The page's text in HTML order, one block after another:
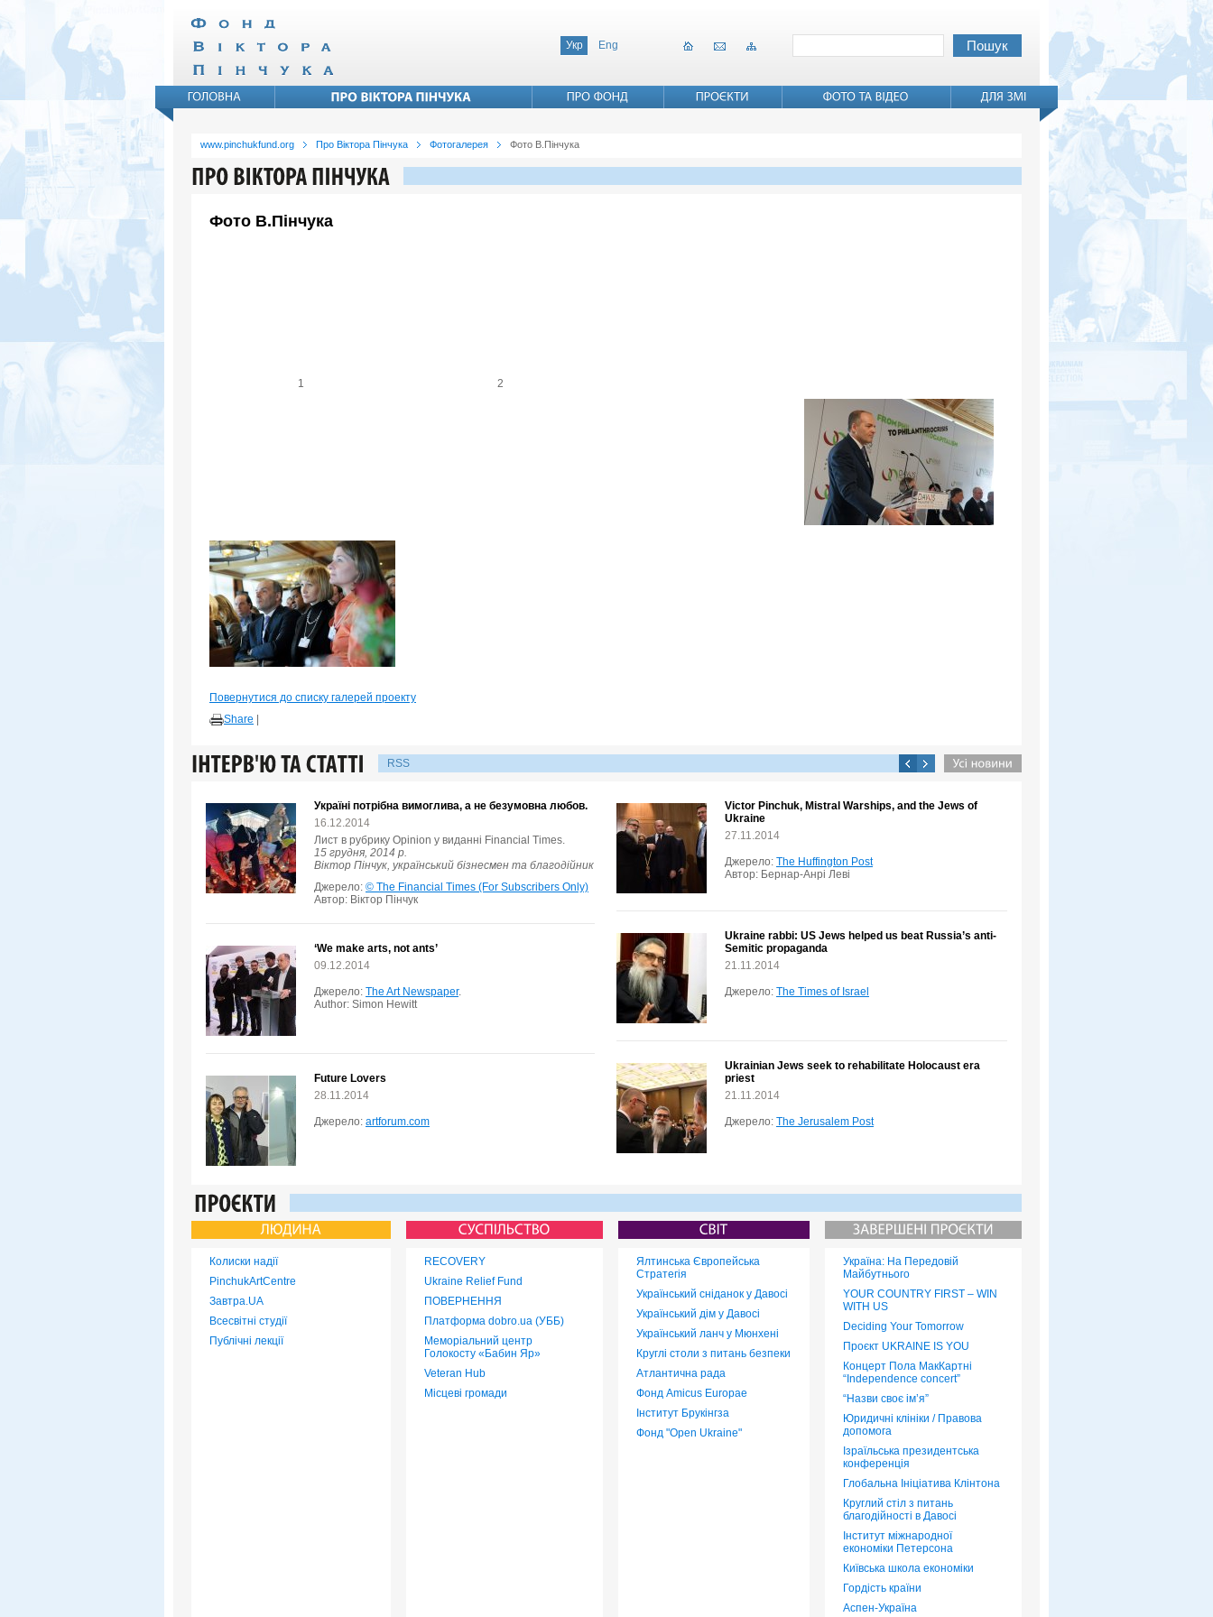
Укр Eng
www.pinchukfund.org Про Віктора Пінчука Фотогалерея Фото В.Пінчука
Фото В.Пінчука
1 2
Повернутися до списку галерей проекту
Share
RSS
Україні потрібна вимоглива, а не безумовна любов.
16.12.2014
Лист в рубрику Opinion у виданні Financial Times.
15 грудня, 2014 р.
Віктор Пінчук, український бізнесмен та благодійник
Джерело: © The Financial Times (For Subscribers Only)
Автор: Віктор Пінчук
‘We make arts, not ants’
09.12.2014
Джерело: The Art Newspaper.
Author: Simon Hewitt
Future Lovers
28.11.2014
Джерело: artforum.com
Victor Pinchuk, Mistral Warships, and the Jews of
Ukraine
27.11.2014
Джерело: The Huffington Post
Автор: Бернар-Анрі Леві
Ukraine rabbi: US Jews helped us beat Russia’s anti-
Semitic propaganda
21.11.2014
Джерело: The Times of Israel
Ukrainian Jews seek to rehabilitate Holocaust era
priest
21.11.2014
Джерело: The Jerusalem Post
Колиски надії
PinchukArtCentre
Завтра.UA
Всесвітні студії
Публічні лекції
RECOVERY
Ukraine Relief Fund
ПОВЕРНЕННЯ
Платформа dobro.ua (УББ)
Меморіальний центр
Голокосту «Бабин Яр»
Veteran Hub
Місцеві громади
Ялтинська Європейська
Стратегія
Український сніданок у Давосі
Український дім у Давосі
Український ланч у Мюнхені
Круглі столи з питань безпеки
Атлантична рада
Фонд Amicus Europae
Інститут Брукінгза
Фонд "Open Ukraine"
Україна: На Передовій
Майбутнього
YOUR COUNTRY FIRST – WIN
WITH US
Deciding Your Tomorrow
Проєкт UKRAINE IS YOU
Концерт Пола МакКартні
“Independence concert”
“Назви своє ім’я”
Юридичні клініки / Правова
допомога
Ізраїльська президентська
конференція
Глобальна Ініціатива Клінтона
Круглий стіл з питань
благодійності в Давосі
Інститут міжнародної
економіки Петерсона
Київська школа економіки
Гордість країни
Аспен-Україна